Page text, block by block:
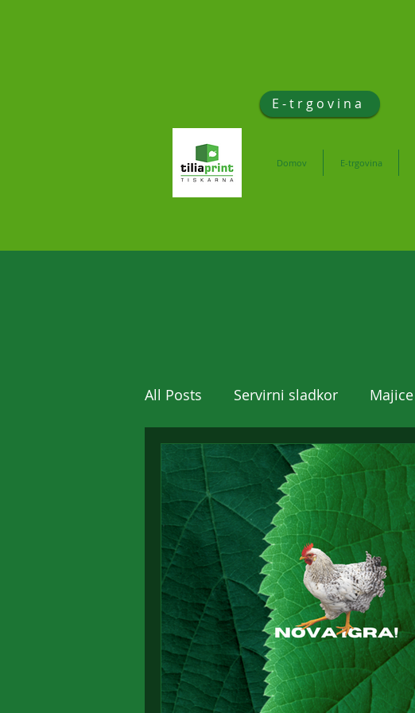
E-trgovina
Domov E-trgovina
All Posts Servirni sladkor Majice
Promocijska darila Tisk bonov